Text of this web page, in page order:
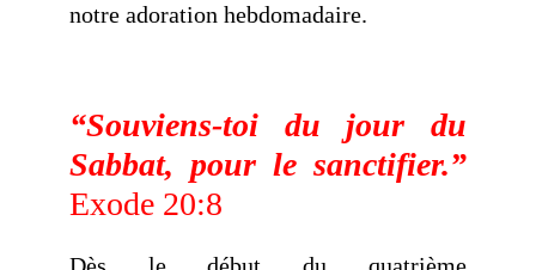
notre adoration hebdomadaire.
“Souviens-toi du jour du
Sabbat, pour le sanctifier.”
Exode 20:8